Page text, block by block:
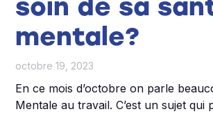
soin de sa
mentale?
octobre 19, 2023
En ce mois d’octobre on parle
Mentale au travail. C’est un sujet qui